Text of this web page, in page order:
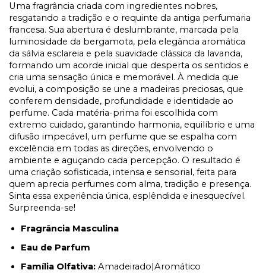
Uma fragrância criada com ingredientes nobres,
resgatando a tradição e o requinte da antiga perfumaria
francesa. Sua abertura é deslumbrante, marcada pela
luminosidade da bergamota, pela elegância aromática
da sálvia esclareia e pela suavidade clássica da lavanda,
formando um acorde inicial que desperta os sentidos e
cria uma sensação única e memorável. À medida que
evolui, a composição se une a madeiras preciosas, que
conferem densidade, profundidade e identidade ao
perfume. Cada matéria-prima foi escolhida com
extremo cuidado, garantindo harmonia, equilíbrio e uma
difusão impecável, um perfume que se espalha com
excelência em todas as direções, envolvendo o
ambiente e aguçando cada percepção. O resultado é
uma criação sofisticada, intensa e sensorial, feita para
quem aprecia perfumes com alma, tradição e presença.
Sinta essa experiência única, esplêndida e inesquecível.
Surpreenda-se!
Fragrância Masculina
Eau de Parfum
Família Olfativa: Amadeirado|Aromático